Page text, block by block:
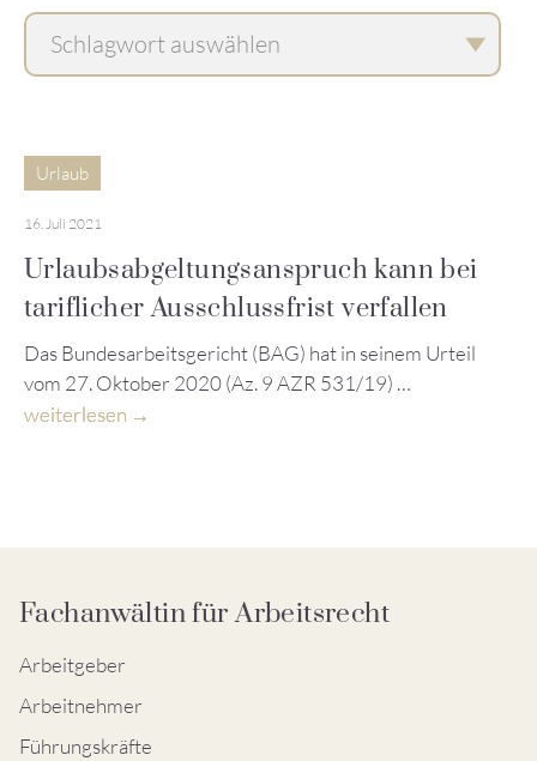
Urlaub
16. Juli 2021
Urlaubsabgeltungsanspruch kann bei
tariflicher Ausschlussfrist verfallen
Das Bundesarbeitsgericht (BAG) hat in seinem Urteil
vom 27. Oktober 2020 (Az. 9 AZR 531/19) …
weiterlesen
Fachanwältin für Arbeitsrecht
Arbeitgeber
Arbeitnehmer
Führungskräfte